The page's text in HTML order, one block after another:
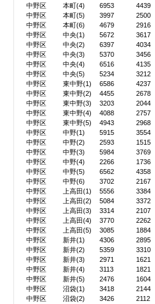
中野区
本町(4) 6953 4439
中野区
本町(5) 3997 2500
中野区
本町(6) 4679 2916
中野区
中央(1) 5672 3617
中野区
中央(2) 6397 4034
中野区
中央(3) 5370 3456
中野区
中央(4) 6516 4135
中野区
中央(5) 5234 3212
中野区
東中野(1) 6586 4237
中野区
東中野(2) 4455 2678
中野区
東中野(3) 3203 2044
中野区
東中野(4) 4088 2757
中野区
東中野(5) 4943 2968
中野区
中野(1) 5915 3554
中野区
中野(2) 2593 1515
中野区
中野(3) 5984 3769
中野区
中野(4) 2266 1736
中野区
中野(5) 6562 4358
中野区
中野(6) 3702 2167
中野区
上高田(1) 5556 3384
中野区
上高田(2) 5084 3372
中野区
上高田(3) 3314 2107
中野区
上高田(4) 3770 2262
中野区
上高田(5) 3085 1884
中野区
新井(1) 4306 2895
中野区
新井(2) 5359 3310
中野区
新井(3) 2971 1621
中野区
新井(4) 3113 1821
中野区
新井(5) 2476 1604
中野区
沼袋(1) 3418 2144
中野区
沼袋(2) 3426 2112